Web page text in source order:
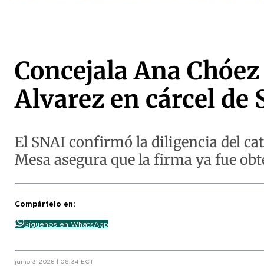
Concejala Ana
Alvarez en cárcel de
El SNAI confirmó la diligencia del
Mesa asegura que la firma ya fue
Compártelo en:
Síguenos en WhatsApp
junio 3, 2026 | 06:34 ECT